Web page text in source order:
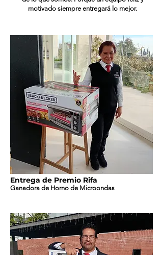
motivado siempre entregará lo mejor.
Entrega de Premio Rifa
Ganadora de Horno de Microondas